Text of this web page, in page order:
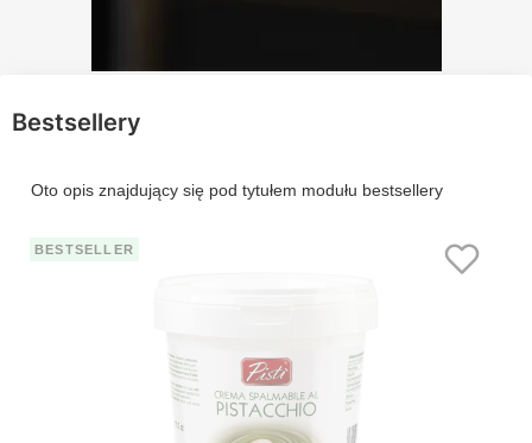
Bestsellery
Oto opis znajdujący się pod tytułem modułu bestsellery
BESTSELLER